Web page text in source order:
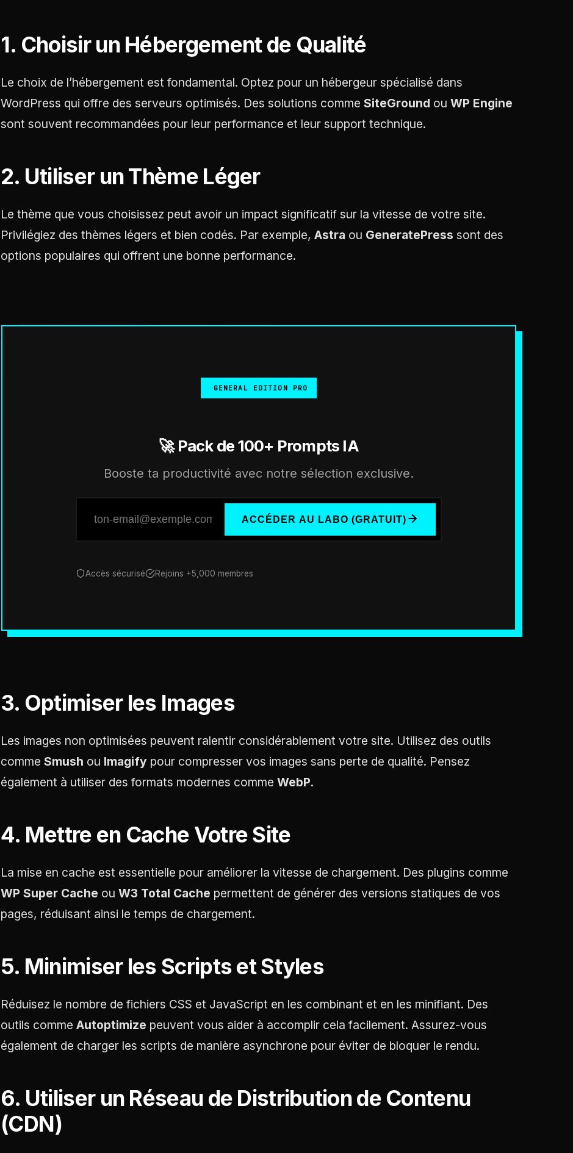
1. Choisir un Hébergement de Qualité
Le choix de l’hébergement est fondamental. Optez pour un hébergeur spécialisé dans
WordPress qui offre des serveurs optimisés. Des solutions comme SiteGround ou WP Engine
sont souvent recommandées pour leur performance et leur support technique.
2. Utiliser un Thème Léger
Le thème que vous choisissez peut avoir un impact significatif sur la vitesse de votre site.
Privilégiez des thèmes légers et bien codés. Par exemple, Astra ou GeneratePress sont des
options populaires qui offrent une bonne performance.
GENERAL EDITION PRO
🚀 Pack de 100+ Prompts IA
Booste ta productivité avec notre sélection exclusive.
ACCÉDER AU LABO (GRATUIT)
Accès sécurisé Rejoins +5,000 membres
3. Optimiser les Images
Les images non optimisées peuvent ralentir considérablement votre site. Utilisez des outils
comme Smush ou Imagify pour compresser vos images sans perte de qualité. Pensez
également à utiliser des formats modernes comme WebP.
4. Mettre en Cache Votre Site
La mise en cache est essentielle pour améliorer la vitesse de chargement. Des plugins comme
WP Super Cache ou W3 Total Cache permettent de générer des versions statiques de vos
pages, réduisant ainsi le temps de chargement.
5. Minimiser les Scripts et Styles
Réduisez le nombre de fichiers CSS et JavaScript en les combinant et en les minifiant. Des
outils comme Autoptimize peuvent vous aider à accomplir cela facilement. Assurez-vous
également de charger les scripts de manière asynchrone pour éviter de bloquer le rendu.
6. Utiliser un Réseau de Distribution de Contenu
(CDN)